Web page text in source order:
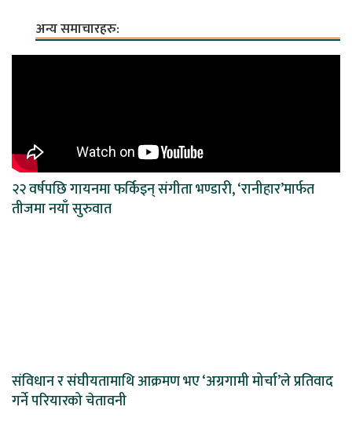
अन्य समाचारहरु:
२२ वर्षपछि गायनमा फर्किइन् संगीता भण्डारी, ‘रानीहार’मार्फत
तीजमा नयाँ सुरुवात
संविधान र संघीयतामाथि आक्रमण भए ‘अग्रगामी मोर्चा’ले प्रतिवाद
गर्ने परियारको चेतावनी